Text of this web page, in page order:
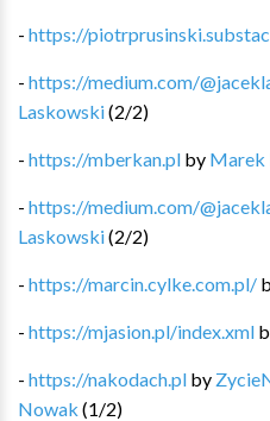
- https://
- https://medium.com/
Laskowski(2/2)
- https://mberkan.pl by Marek
- https://medium.com/
Laskowski(2/2)
- https://marcin.cylke.com.pl/
- https://mjasion.pl/index.xml
- https://nakodach.pl by
Nowak (1/2)